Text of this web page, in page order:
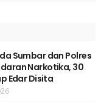
Sumbar dan Polres
Narkotika, 30
Edar Disita